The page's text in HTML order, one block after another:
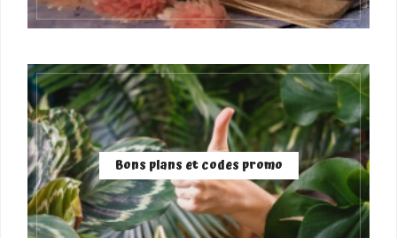
Bons plans et codes promo